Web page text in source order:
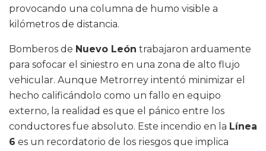
provocando una columna de humo visible a
kilómetros de distancia.
Bomberos de Nuevo León trabajaron arduamente
para sofocar el siniestro en una zona de alto flujo
vehicular. Aunque Metrorrey intentó minimizar el
hecho calificándolo como un fallo en equipo
externo, la realidad es que el pánico entre los
conductores fue absoluto. Este incendio en la Línea
6 es un recordatorio de los riesgos que implica